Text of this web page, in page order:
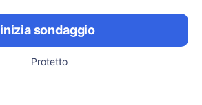
inizia sondaggio
Protetto